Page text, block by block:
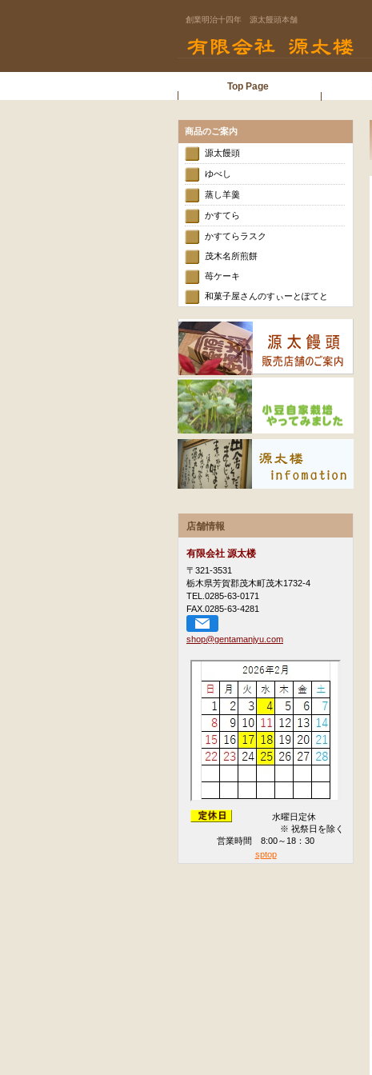
創業明治十四年 源太饅頭本舗
Top Page
商品のご案内
源太饅頭
ゆべし
蒸し羊羹
かすてら
かすてらラスク
茂木名所煎餅
苺ケーキ
和菓子屋さんのすぃーとぽてと
店舗情報
有限会社 源太楼
〒321-3531
栃木県芳賀郡茂木町茂木1732-4
TEL.0285-63-0171
FAX.0285-63-4281
shop@gentamanjyu.com
水曜日定休
※ 祝祭日を除く
営業時間 8:00～18：30
sptop